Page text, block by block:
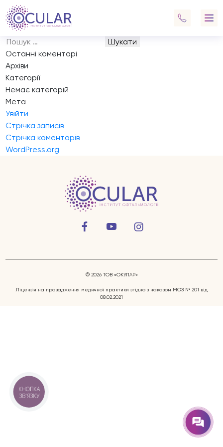
Запис на прийом
Навігація
записів
Previous:
Запис на прийом
Next: Запис на прийом
Пошук:
Останні коментарі
Архіви
Категорії
Немає категорій
Мета
Увійти
Стрічка записів
Стрічка коментарів
WordPress.org
© 2026 ТОВ «ОКУЛАР»
Ліцензія на провадження медичної практики згідно з наказом МОЗ № 201 від
08.02.2021
КНОПКА
ЗВ'ЯЗКУ